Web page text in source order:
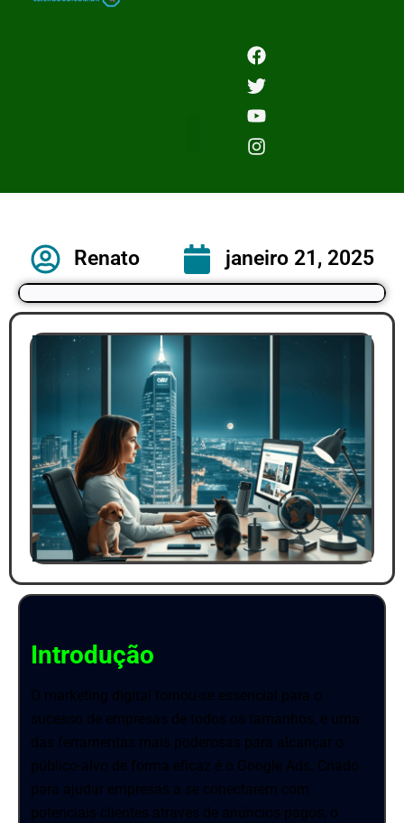
Renato janeiro 21, 2025
Introdução
O marketing digital tornou-se essencial para o
sucesso de empresas de todos os tamanhos, e uma
das ferramentas mais poderosas para alcançar o
público-alvo de forma eficaz é o Google Ads. Criado
para ajudar empresas a se conectarem com
potenciais clientes através de anúncios pagos, o